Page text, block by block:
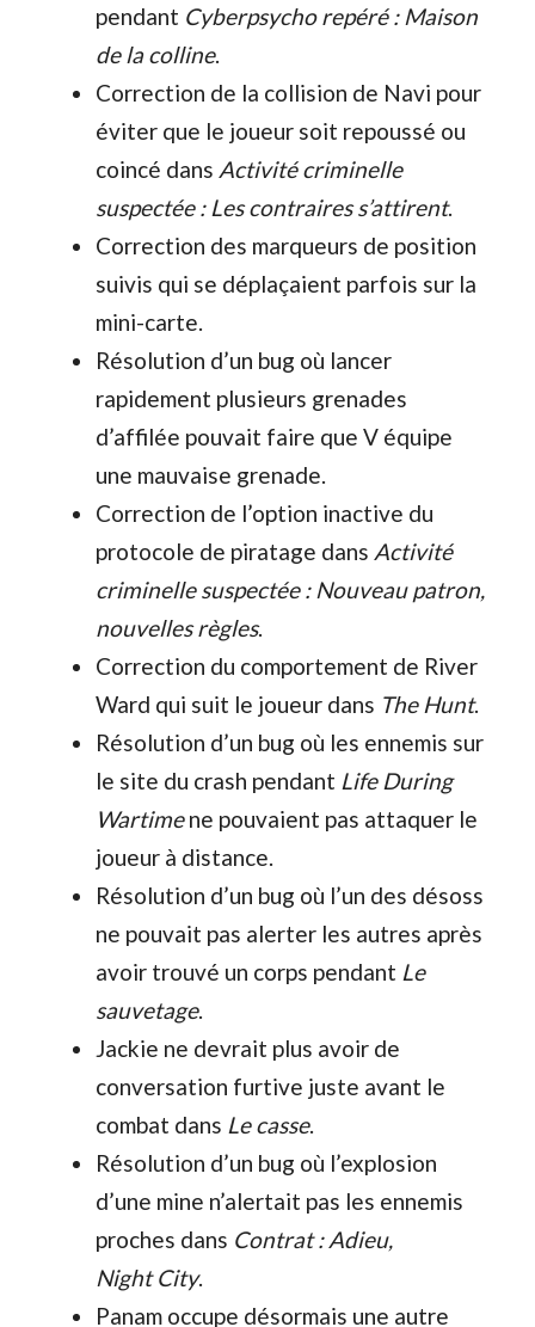
pendant Cyberpsycho repéré : Maison
de la colline.
Correction de la collision de Navi pour
éviter que le joueur soit repoussé ou
coincé dans Activité criminelle
suspectée : Les contraires s’attirent.
Correction des marqueurs de position
suivis qui se déplaçaient parfois sur la
mini-carte.
Résolution d’un bug où lancer
rapidement plusieurs grenades
d’affilée pouvait faire que V équipe
une mauvaise grenade.
Correction de l’option inactive du
protocole de piratage dans Activité
criminelle suspectée : Nouveau patron,
nouvelles règles.
Correction du comportement de River
Ward qui suit le joueur dans The Hunt.
Résolution d’un bug où les ennemis sur
le site du crash pendant Life During
Wartimene pouvaient pas attaquer le
joueur à distance.
Résolution d’un bug où l’un des désoss
ne pouvait pas alerter les autres après
avoir trouvé un corps pendant Le
sauvetage.
Jackie ne devrait plus avoir de
conversation furtive juste avant le
combat dans Le casse.
Résolution d’un bug où l’explosion
d’une mine n’alertait pas les ennemis
proches dans Contrat : Adieu,
Night City.
Panam occupe désormais une autre